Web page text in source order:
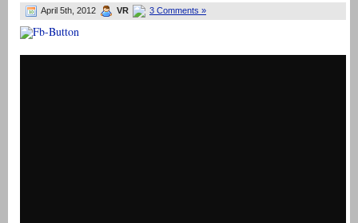
April 5th, 2012 VR 3 Comments »